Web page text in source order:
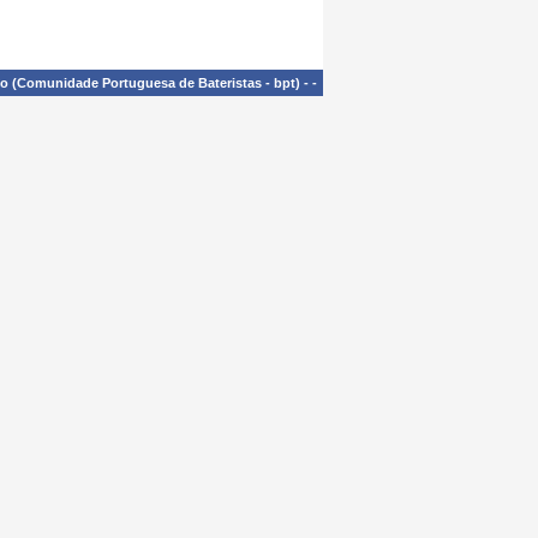
(Comunidade Portuguesa de Bateristas - bpt) - -